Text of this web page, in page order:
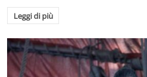
Leggi di più